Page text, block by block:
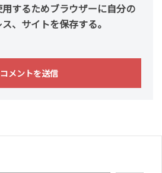
するためブラウザーに自分の
、サイトを保存する。